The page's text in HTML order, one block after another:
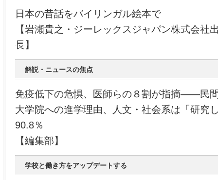
日本の昔話をバイリンガル絵本で
【岩瀬貴之・ジーレックスジャパン株式会社
長】
解説・ニュースの焦点
免疫低下の危惧、医師らの８割が指摘――民
大学院への進学理由、人文・社会系は「研究
90.8％
【編集部】
学校と働き方をアップデートする